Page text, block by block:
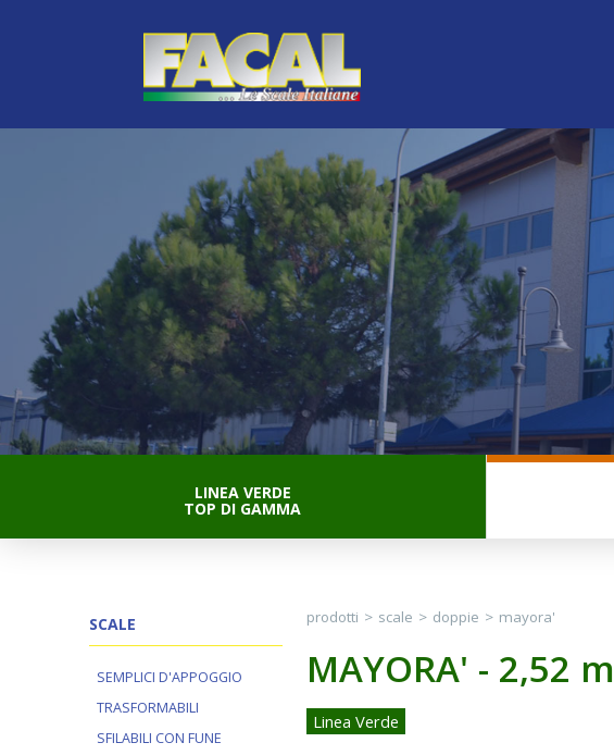
LINEA VERDE
TOP DI GAMMA
SCALE
SEMPLICI D'APPOGGIO
TRASFORMABILI
SFILABILI CON FUNE
prodotti > scale > doppie > mayora'
MAYORA' - 2,52 m
Linea Verde